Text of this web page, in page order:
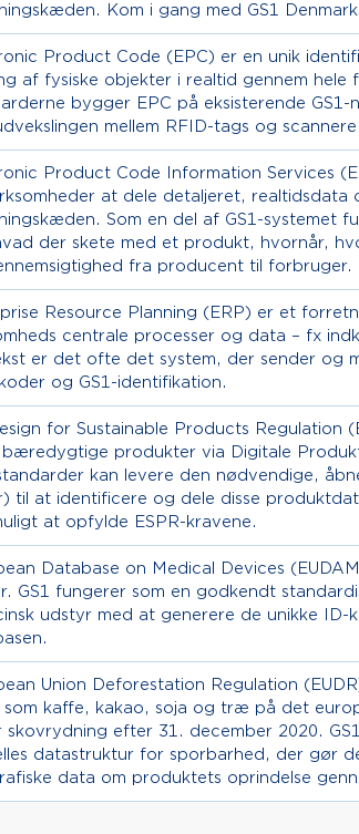
Kom i gang med GS1
Product Code (EPC) er en unik
af fysiske objekter i realtid gennem
bygger EPC på eksisterende
mellem RFID-tags og
Product Code Information Services
at dele detaljeret,
Som en del af GS1-systemet
der skete med et produkt, hvornår,
fra producent til forbruger.
Resource Planning (ERP) er et
centrale processer og data – fx
er det ofte det system, der sender og
og GS1-identifikation.
for Sustainable Products Regulation
bæredygtige produkter via Digitale
kan levere den nødvendige,
til at identificere og dele disse
at opfylde ESPR-kravene.
Database on Medical Devices
GS1 fungerer som en godkendt
udstyr med at generere de unikke ID-
Union Deforestation Regulation
som kaffe, kakao, soja og træ på det
skovrydning efter 31. december 2020.
datastruktur for sporbarhed, der gør
data om produktets oprindelse